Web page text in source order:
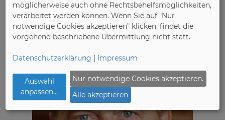
möglicherweise auch ohne Rechtsbehelfsmöglichkeiten,
verarbeitet werden können. Wenn Sie auf "Nur
notwendige Cookies akzeptieren" klicken, findet die
vorgehend beschriebene Übermittlung nicht statt.
Datenschutzerklärung | Impressum
Auswahl
anpassen...
Nur notwendige Cookies akzeptieren.
Alle akzeptieren